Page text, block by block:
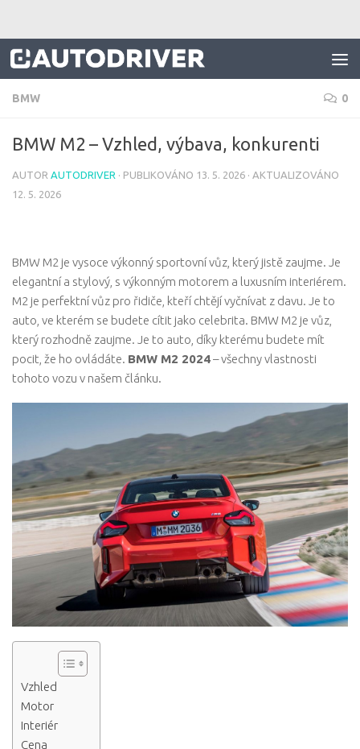
BMW 0
BMW M2 – Vzhled, výbava, konkurenti
AUTOR AUTODRIVER · PUBLIKOVÁNO 13. 5. 2026 · AKTUALIZOVÁNO
12. 5. 2026
BMW M2 je vysoce výkonný sportovní vůz, který jistě zaujme. Je
elegantní a stylový, s výkonným motorem a luxusním interiérem.
M2 je perfektní vůz pro řidiče, kteří chtějí vyčnívat z davu. Je to
auto, ve kterém se budete cítit jako celebrita. BMW M2 je vůz,
který rozhodně zaujme. Je to auto, díky kterému budete mít
pocit, že ho ovládáte. BMW M2 2024– všechny vlastnosti
tohoto vozu v našem článku.
Vzhled
Motor
Interiér
Cena